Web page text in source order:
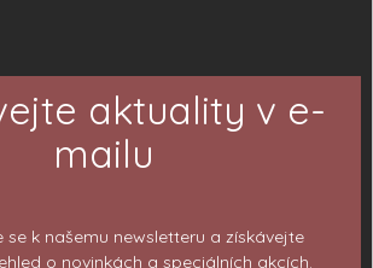
aktuality v e-
mailu
se k našemu newsletteru a získávejte
o novinkách a speciálních akcích.